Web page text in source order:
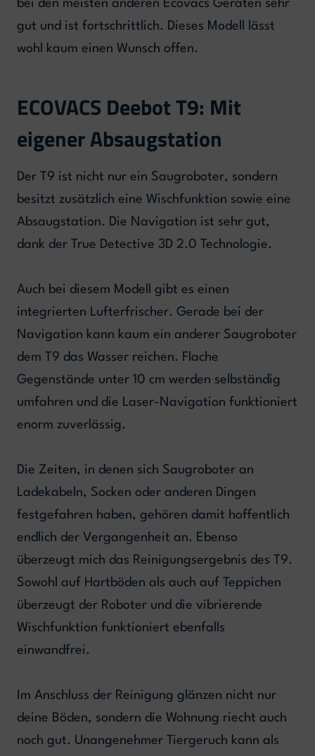
bei den meisten anderen Ecovacs Geräten sehr
gut und ist fortschrittlich. Dieses Modell lässt
wohl kaum einen Wunsch offen.
ECOVACS Deebot T9: Mit
eigener Absaugstation
Der T9 ist nicht nur ein Saugroboter, sondern
besitzt zusätzlich eine Wischfunktion sowie eine
Absaugstation. Die Navigation ist sehr gut,
dank der True Detective 3D 2.0 Technologie.
Auch bei diesem Modell gibt es einen
integrierten Lufterfrischer. Gerade bei der
Navigation kann kaum ein anderer Saugroboter
dem T9 das Wasser reichen. Flache
Gegenstände unter 10 cm werden selbständig
umfahren und die Laser-Navigation funktioniert
enorm zuverlässig.
Die Zeiten, in denen sich Saugroboter an
Ladekabeln, Socken oder anderen Dingen
festgefahren haben, gehören damit hoffentlich
endlich der Vergangenheit an. Ebenso
überzeugt mich das Reinigungsergebnis des T9.
Sowohl auf Hartböden als auch auf Teppichen
überzeugt der Roboter und die vibrierende
Wischfunktion funktioniert ebenfalls
einwandfrei.
Im Anschluss der Reinigung glänzen nicht nur
deine Böden, sondern die Wohnung riecht auch
noch gut. Unangenehmer Tiergeruch kann als